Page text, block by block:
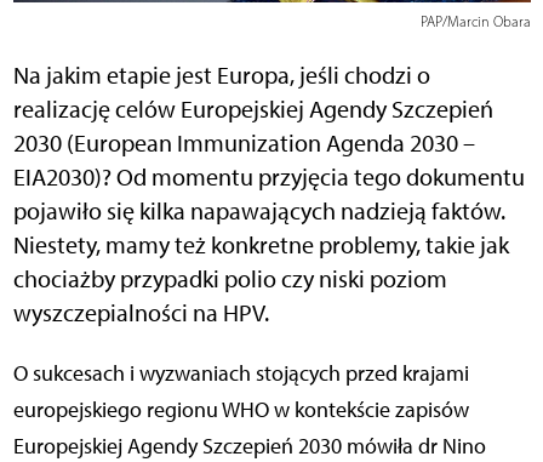
PAP/Marcin Obara
Na jakim etapie jest Europa, jeśli chodzi o
realizację celów Europejskiej Agendy Szczepień
2030 (European Immunization Agenda 2030 –
EIA2030)? Od momentu przyjęcia tego dokumentu
pojawiło się kilka napawających nadzieją faktów.
Niestety, mamy też konkretne problemy, takie jak
chociażby przypadki polio czy niski poziom
wyszczepialności na HPV.
O sukcesach i wyzwaniach stojących przed krajami
europejskiego regionu WHO w kontekście zapisów
Europejskiej Agendy Szczepień 2030 mówiła dr Nino